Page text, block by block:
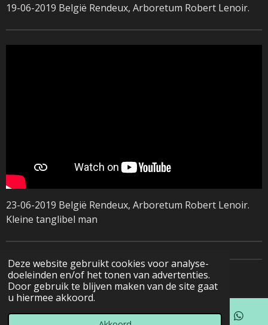
Deze website gebruikt cookies voor analyse-
doeleinden en/of het tonen van advertenties.
Door gebruik te blijven maken van de site gaat
u hiermee akkoord.
19-06-2019 België Rendeux, Arboretum Robert Lenoir.
23-06-2019 België Rendeux, Arboretum Robert Lenoir.
Kleine tanglibel man
© 2022 - 2026 Natuurfotografie